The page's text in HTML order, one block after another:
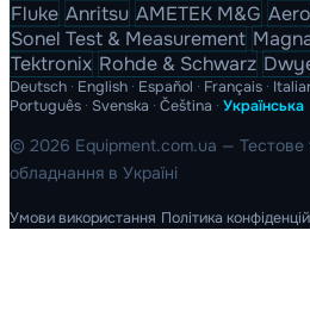
Fluke Anritsu AMETEK M&G
Sonel Test & Measurement
Tektronix Rohde & Schwarz
Deutsch · English · Español · Français ·
Português · Svenska · Čeština · Українська
© 2026 Equipment.com.ua — Тестове
обладнання в Україні
Умови використання Політика